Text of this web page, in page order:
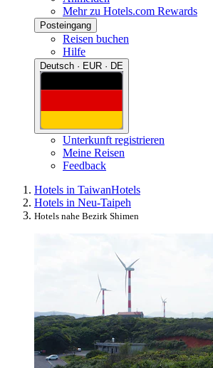
Mehr zu Hotels.com Rewards
Posteingang
Reisen buchen
Hilfe
Deutsch · EUR · DE
Unterkunft registrieren
Meine Reisen
Feedback
Hotels in TaiwanHotels
Hotels in Neu-Taipeh
Hotels nahe Bezirk Shimen